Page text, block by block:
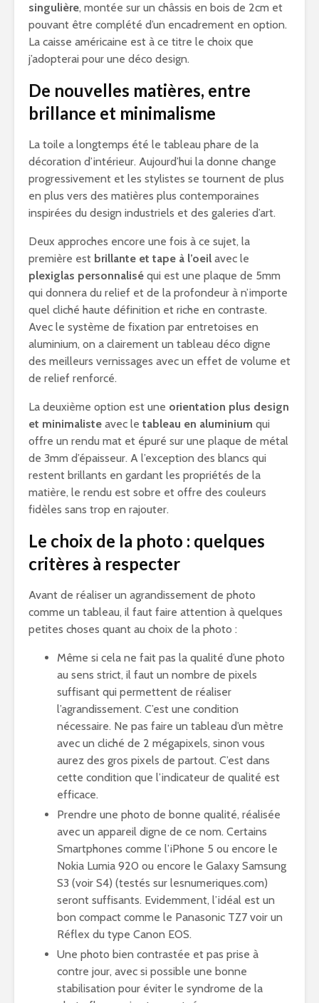
singulière, montée sur un châssis en bois de 2cm et
pouvant être complété d’un encadrement en option.
La caisse américaine est à ce titre le choix que
j’adopterai pour une déco design.
De nouvelles matières, entre
brillance et minimalisme
La toile a longtemps été le tableau phare de la
décoration d’intérieur. Aujourd’hui la donne change
progressivement et les stylistes se tournent de plus
en plus vers des matières plus contemporaines
inspirées du design industriels et des galeries d’art.
Deux approches encore une fois à ce sujet, la
première est brillante et tape à l’oeil avec le
plexiglas personnalisé qui est une plaque de 5mm
qui donnera du relief et de la profondeur à n’importe
quel cliché haute définition et riche en contraste.
Avec le système de fixation par entretoises en
aluminium, on a clairement un tableau déco digne
des meilleurs vernissages avec un effet de volume et
de relief renforcé.
La deuxième option est une orientation plus design
et minimaliste avec le tableau en aluminium qui
offre un rendu mat et épuré sur une plaque de métal
de 3mm d’épaisseur. A l’exception des blancs qui
restent brillants en gardant les propriétés de la
matière, le rendu est sobre et offre des couleurs
fidèles sans trop en rajouter.
Le choix de la photo : quelques
critères à respecter
Avant de réaliser un agrandissement de photo
comme un tableau, il faut faire attention à quelques
petites choses quant au choix de la photo :
Même si cela ne fait pas la qualité d’une photo
au sens strict, il faut un nombre de pixels
suffisant qui permettent de réaliser
l’agrandissement. C’est une condition
nécessaire. Ne pas faire un tableau d’un mètre
avec un cliché de 2 mégapixels, sinon vous
aurez des gros pixels de partout. C’est dans
cette condition que l’indicateur de qualité est
efficace.
Prendre une photo de bonne qualité, réalisée
avec un appareil digne de ce nom. Certains
Smartphones comme l’iPhone 5 ou encore le
Nokia Lumia 920 ou encore le Galaxy Samsung
S3 (voir S4) (testés sur lesnumeriques.com)
seront suffisants. Evidemment, l’idéal est un
bon compact comme le Panasonic TZ7 voir un
Réflex du type Canon EOS.
Une photo bien contrastée et pas prise à
contre jour, avec si possible une bonne
stabilisation pour éviter le syndrome de la